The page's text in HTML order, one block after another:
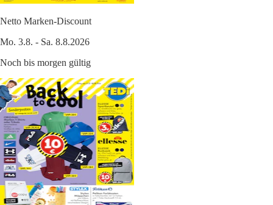
Netto Marken-Discount
Mo. 3.8. - Sa. 8.8.2026
Noch bis morgen gültig